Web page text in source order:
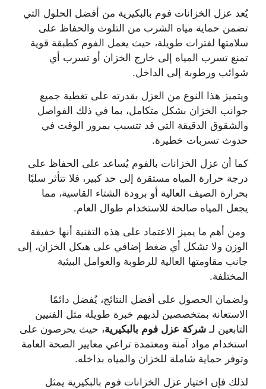
يُعد عزل الخزانات فوم بالبكيرية من أفضل الحلول التي
تضمن حماية مياه الشرب من التلوث والحفاظ على
سلامتها لفترات طويلة، حيث يعمل الفوم كطبقة قوية
تمنع تسرب المياه إلى خارج الخزان أو تسرب أي
شوائب ورطوبة إلى الداخل.
ويتميز هذا النوع من العزل بقدرته على تغطية جميع
جوانب الخزان بشكل متكامل، بما في ذلك الفواصل
والشقوق الدقيقة التي قد تتسبب بمرور الوقت في
حدوث تسربات خطيرة.
كما أن عزل الخزانات بالفوم يُساعد على الحفاظ على
درجة حرارة المياه مستقرة إلى حد كبير، فلا تتأثر سلبًا
بحرارة الصيف العالية أو برودة الشتاء القاسية، مما
يجعل المياه صالحة للاستخدام طوال العام.
ومن أهم ما يميز الاعتماد على هذه التقنية أنها خفيفة
الوزن ولا تشكل أي ضغط إضافي على هيكل الخزان، إلى
جانب مقاومتها العالية للرطوبة والعوامل البيئية
المختلفة.
ولضمان الحصول على أفضل النتائج، يُفضل دائمًا
الاستعانة بمتخصصين لديهم خبرة طويلة مثل الفنيين
التابعين لـ شركة عزل فوم بالبكيرية، حيث يحرصون على
استخدام مواد آمنة ومعتمدة تراعي معايير الصحة العامة
وتوفر حماية شاملة للخزان والمياه بداخله.
لذلك فإن اختيار عزل الخزانات فوم بالبكيرية يمثل